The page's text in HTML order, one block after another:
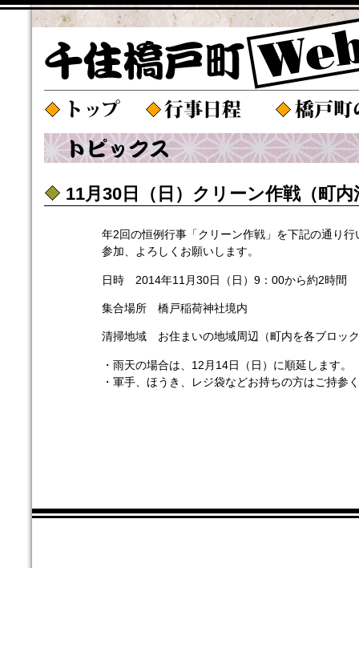
11月30日（日）クリーン作戦（町
年2回の恒例行事「クリーン作戦」を下記の通り
参加、よろしくお願いします。
日時 2014年11月30日（日）9：00から約2時間
集合場所 橋戸稲荷神社境内
清掃地域 お住まいの地域周辺（町内を各ブロッ
・雨天の場合は、12月14日（日）に順延します。
・軍手、ほうき、レジ袋などお持ちの方はご持参